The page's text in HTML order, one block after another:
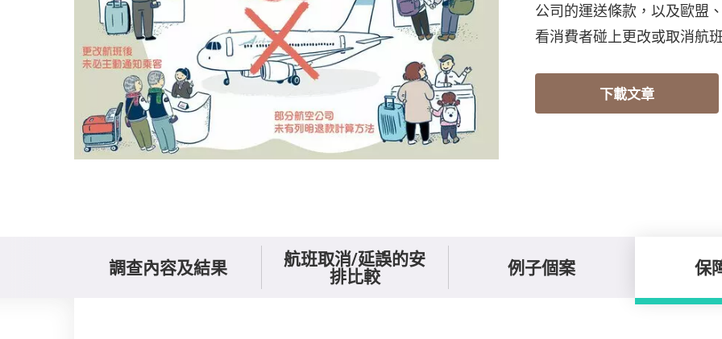
公司的運送條款，以及歐盟
看消費者碰上更改或取消航
下載文章
調查內容及結果 航班取消/延誤的安
排比較 例子個案 保